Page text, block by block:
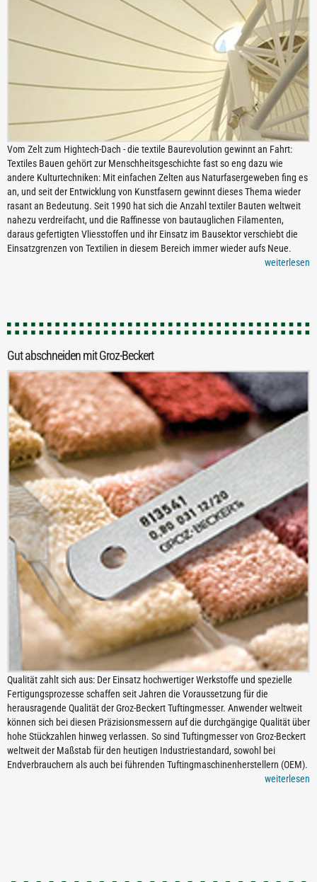
Vom Zelt zum Hightech-Dach - die textile Baurevolution gewinnt an Fahrt:
Textiles Bauen gehört zur Menschheitsgeschichte fast so eng dazu wie
andere Kulturtechniken: Mit einfachen Zelten aus Naturfasergeweben fing es
an, und seit der Entwicklung von Kunstfasern gewinnt dieses Thema wieder
rasant an Bedeutung. Seit 1990 hat sich die Anzahl textiler Bauten weltweit
nahezu verdreifacht, und die Raffinesse von bautauglichen Filamenten,
daraus gefertigten Vliesstoffen und ihr Einsatz im Bausektor verschiebt die
Einsatzgrenzen von Textilien in diesem Bereich immer wieder aufs Neue.
weiterlesen
Gut abschneiden mit Groz-Beckert
Qualität zahlt sich aus: Der Einsatz hochwertiger Werkstoffe und spezielle
Fertigungsprozesse schaffen seit Jahren die Voraussetzung für die
herausragende Qualität der Groz-Beckert Tuftingmesser. Anwender weltweit
können sich bei diesen Präzisionsmessern auf die durchgängige Qualität über
hohe Stückzahlen hinweg verlassen. So sind Tuftingmesser von Groz-Beckert
weltweit der Maßstab für den heutigen Industriestandard, sowohl bei
Endverbrauchern als auch bei führenden Tuftingmaschinenherstellern (OEM).
weiterlesen